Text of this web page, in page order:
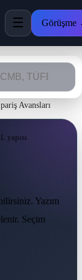
☰
Avansları
yapısı
Yazım
Seçim